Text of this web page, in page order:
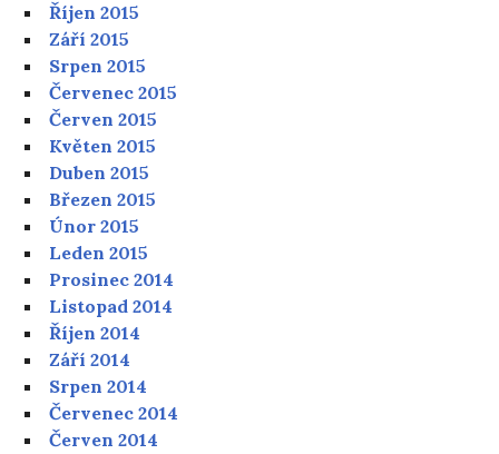
Říjen 2015
Září 2015
Srpen 2015
Červenec 2015
Červen 2015
Květen 2015
Duben 2015
Březen 2015
Únor 2015
Leden 2015
Prosinec 2014
Listopad 2014
Říjen 2014
Září 2014
Srpen 2014
Červenec 2014
Červen 2014